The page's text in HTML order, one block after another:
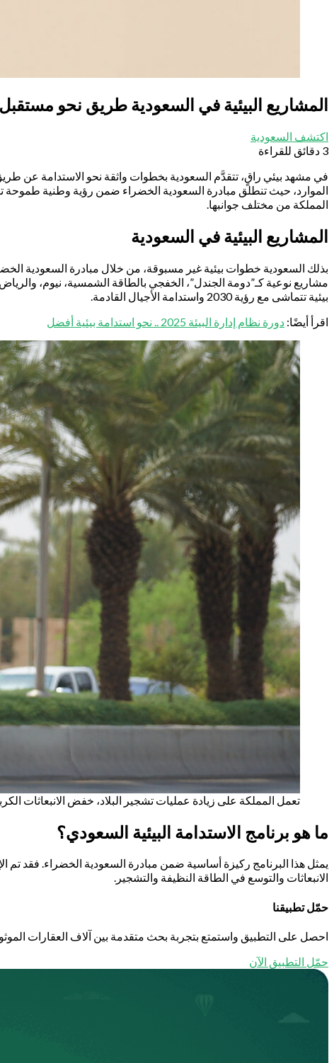
المشاريع البيئية في السعودية طريق نحو
اكتشف السعودية
3 دقائق للقراءة
في مشهد بيئي راقٍ، تتقدَّم السعودية بخطوات واثقة نحو الاستدامة عن
الموارد، حيث تنطلق مبادرة السعودية الخضراء ضمن رؤية وطنية طموحة
المملكة من مختلف جوانبها.
المشاريع البيئية في السعودية
بذلك السعودية خطوات بيئية غير مسبوقة، من خلال مبادرة السعودية
مشاريع نوعية كـ”دومة الجندل”، الخفجي بالطاقة الشمسية، نيوم،
بيئية تتماشى مع رؤية 2030 واستدامة الأجيال القادمة.
اقرأ أيضًا: دورة نظام إدارة البيئة 2025 .. نحو استدامة بيئية أفضل
تعمل المملكة على زيادة عمليات تشجير البلاد، خفض الانبعاثات
ما هو برنامج الاستدامة البيئية السعودي؟
الانبعاثات والتوسع في الطاقة النظيفة والتشجير.
حمّل تطبيقنا
احصل على التطبيق واستمتع بتجربة بحث متقدمة بين آلاف العقارات
حمّل التطبيق الآن